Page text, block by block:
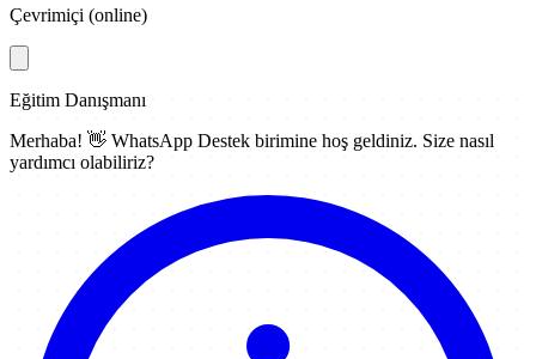
Çevrimiçi (online)
Eğitim Danışmanı
Merhaba! 👋 WhatsApp Destek birimine hoş geldiniz. Size nasıl
yardımcı olabiliriz?